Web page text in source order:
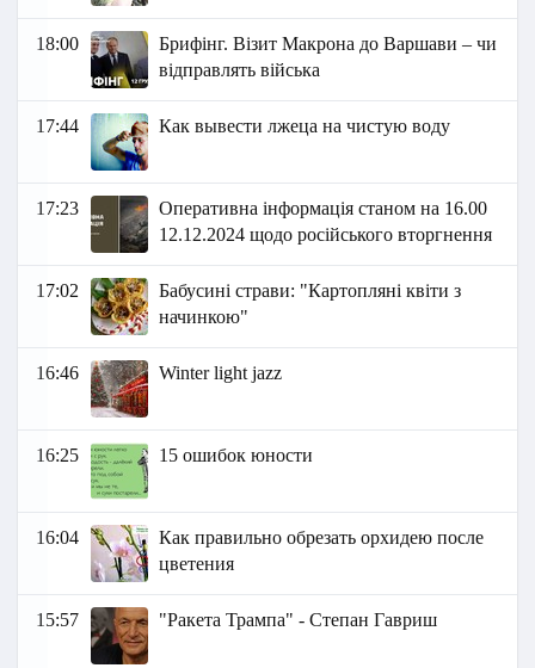
18:00
Брифінг. Візит Макрона до Варшави – чи
відправлять війська
17:44 Как вывести лжеца на чистую воду
17:23
Оперативна інформація станом на 16.00
12.12.2024 щодо російського вторгнення
17:02
Бабусині страви: "Картопляні квіти з
начинкою"
16:46 Winter light jazz
16:25 15 ошибок юности
16:04
Как правильно обрезать орхидею после
цветения
15:57 "Ракета Трампа" - Степан Гавриш